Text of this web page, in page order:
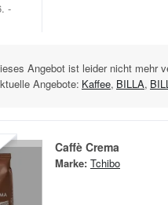
-
Angebot ist leider nicht mehr
Angebote: Kaffee, BILLA,
Caffè Crema
Marke: Tchibo